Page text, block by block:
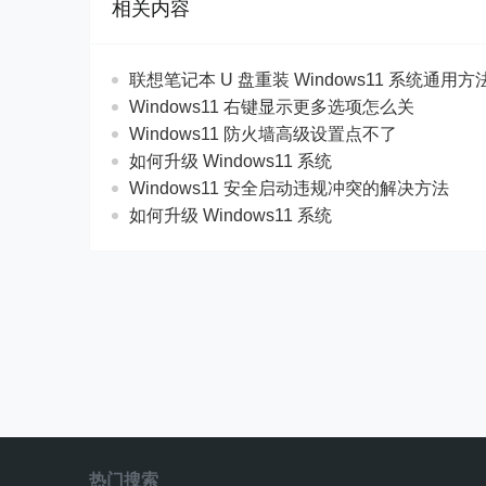
相关内容
联想笔记本 U 盘重装 Windows11 系统通用方
Windows11 右键显示更多选项怎么关
Windows11 防火墙高级设置点不了
如何升级 Windows11 系统
Windows11 安全启动违规冲突的解决方法
如何升级 Windows11 系统
热门搜索